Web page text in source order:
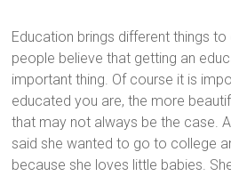
Education brings different things
people believe that getting an
important thing. Of course it is
educated you are, the more
that may not always be the case.
said she wanted to go to college
because she loves little babies.